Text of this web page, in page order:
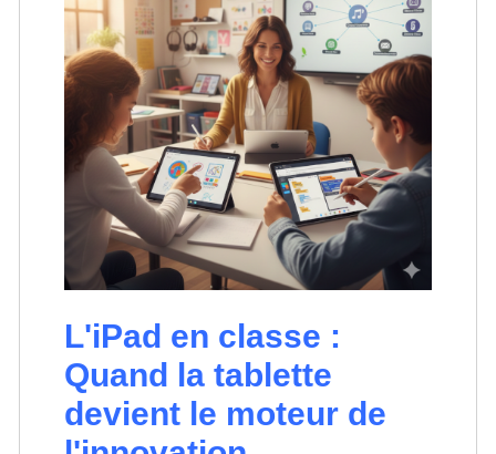
L'iPad en classe :
Quand la tablette
devient le moteur de